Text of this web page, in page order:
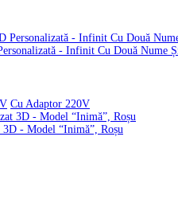
- Infinit Cu Două Nume
Cu Adaptor 220V
3D - Model “Inimă”, Roșu